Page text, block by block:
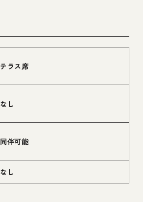
テラス席
なし
同伴可能
なし